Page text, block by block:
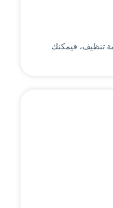
تنظيف، فيمكنك